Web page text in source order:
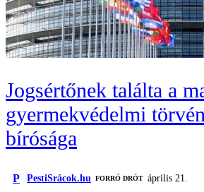
Jogsértőnek találta a
gyermekvédelmi
bírósága
P PestiSrácok.hu FORRÓ DRÓT április 21.